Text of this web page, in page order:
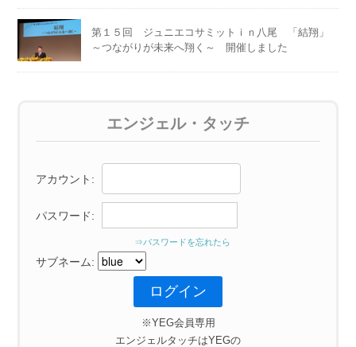
第１５回 ジュニエコサミットｉｎ八尾 「結翔」
～つながりが未来へ翔く～ 開催しました
エンジェル・タッチ
アカウント:
パスワード:
⇒パスワードを忘れたら
サブネーム:
※YEG会員専用
エンジェルタッチはYEGの